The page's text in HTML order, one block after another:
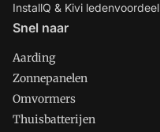
InstallQ & Kivi ledenvoordeel
Snel naar
Aarding
Zonnepanelen
Omvormers
Thuisbatterijen